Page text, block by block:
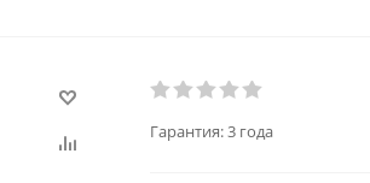
Гарантия:3 года